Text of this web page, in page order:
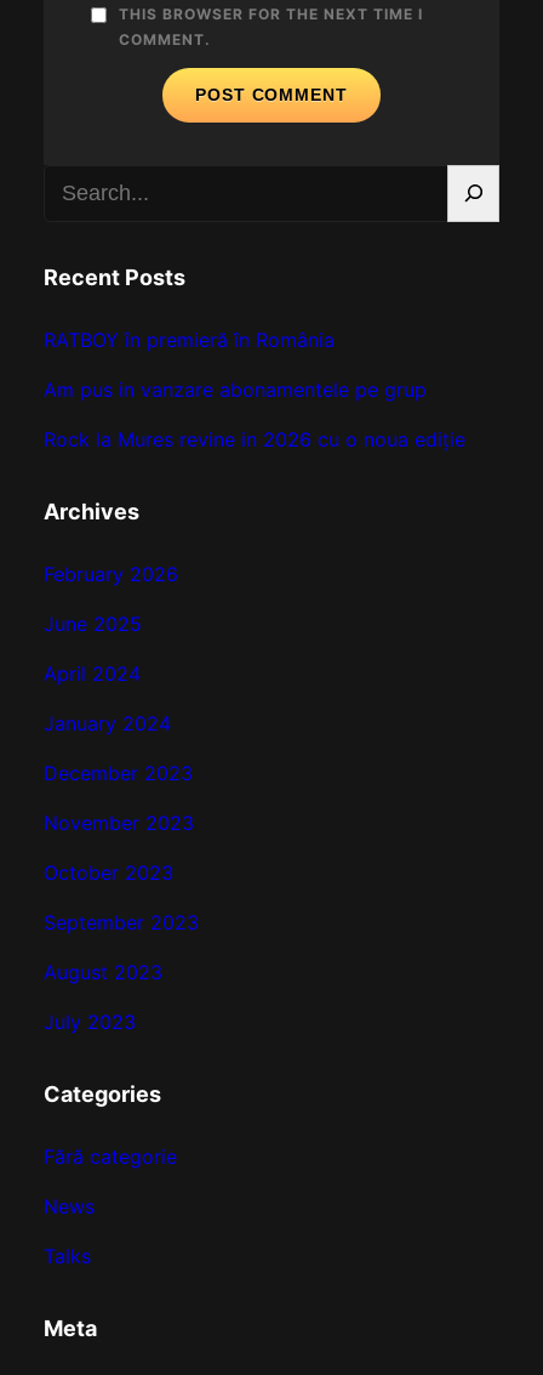
THIS BROWSER FOR THE NEXT TIME I
COMMENT.
r
h
Recent Posts
RATBOY în premieră în România
Am pus in vanzare abonamentele pe grup
Rock la Mures revine in 2026 cu o noua ediție
Archives
February 2026
June 2025
April 2024
January 2024
December 2023
November 2023
October 2023
September 2023
August 2023
July 2023
Categories
Fără categorie
News
Talks
Meta